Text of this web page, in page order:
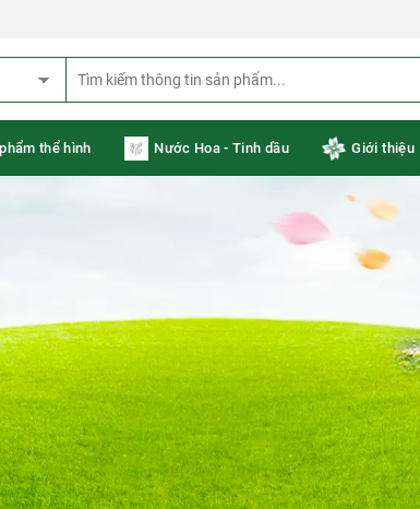
thể hình Nước Hoa - Tinh dầu Giới thiệu